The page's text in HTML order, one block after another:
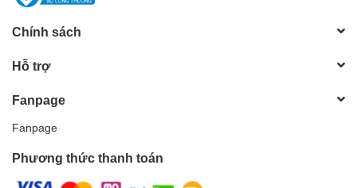
Chính sách
Hỗ trợ
Fanpage
Fanpage
Phương thức thanh toán